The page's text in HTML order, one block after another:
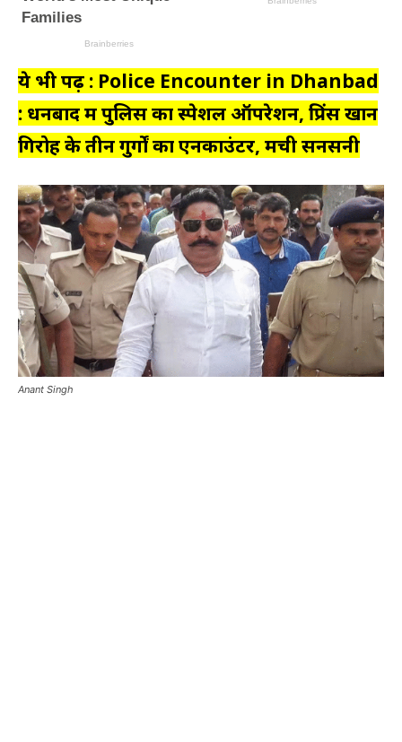
ये भी पढ़ें : Police Encounter in Dhanbad
: धनबाद में पुलिस का स्पेशल ऑपरेशन, प्रिंस खान
गिरोह के तीन गुर्गों का एनकाउंटर, मची सनसनी
Anant Singh